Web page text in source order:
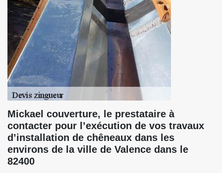
Mickael couverture, le prestataire à
contacter pour l’exécution de vos travaux
d’installation de chêneaux dans les
environs de la ville de Valence dans le
82400